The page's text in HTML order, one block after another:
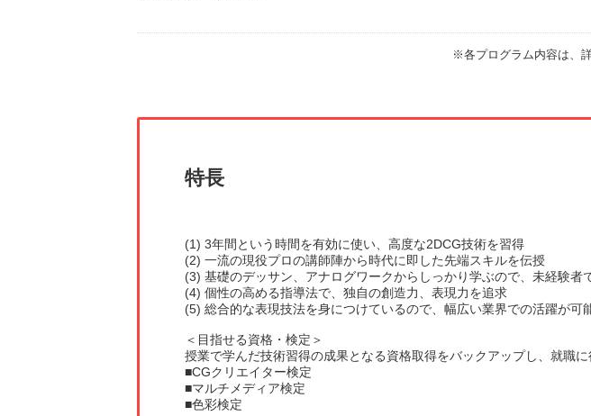
※各プログラム内容は、
特長
(1) 3年間という時間を有効に使い、高度な2DCG技術を習得
(2) 一流の現役プロの講師陣から時代に即した先端スキルを伝授
(3) 基礎のデッサン、アナログワークからしっかり学ぶので、未経験者
(4) 個性の高める指導法で、独自の創造力、表現力を追求
(5) 総合的な表現技法を身につけているので、幅広い業界での活躍が可
＜目指せる資格・検定＞
授業で学んだ技術習得の成果となる資格取得をバックアップし、就職に
■CGクリエイター検定
■マルチメディア検定
■色彩検定